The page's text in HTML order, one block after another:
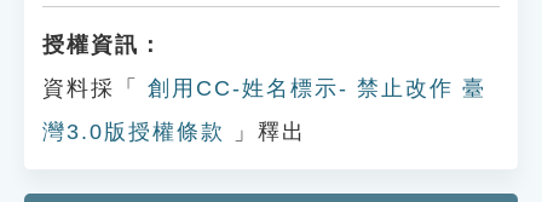
授權資訊：
資料採「
創用CC-姓名標示- 禁止改作 臺
灣3.0版授權條款
」釋出